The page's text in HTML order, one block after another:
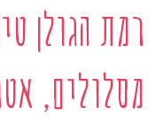
רמת הגולן
מסלולים,